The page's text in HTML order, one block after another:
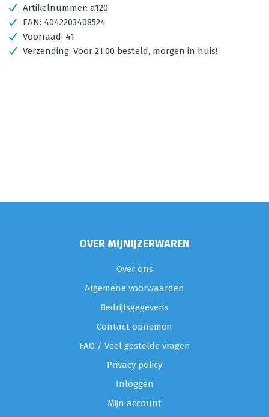
Artikelnummer: a120
EAN: 4042203408524
Voorraad: 41
Verzending: Voor 21.00 besteld, morgen in huis!
OVER MIJNIJZERWAREN
Over ons
Algemene voorwaarden
Bedrijfsgegevens
Contact opnemen
FAQ / Veel gestelde vragen
Privacy policy
Inloggen
Mijn account